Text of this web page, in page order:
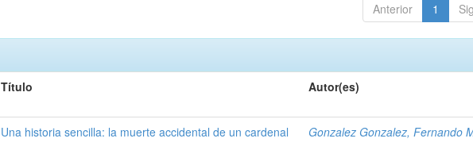
Anterior 1
Título Autor(es)
Una historia sencilla: la muerte accidental de un cardenal Gonzalez Gonzalez, Fernando